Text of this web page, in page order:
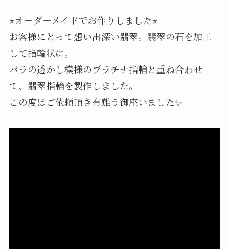
⭐︎オーダーメイドでお作りしました⭐︎
お客様にとって想い出深い翡翠。翡翠の石を加工
して指輪状に。
バラの透かし模様のプラチナ指輪と重ね合わせ
て、翡翠指輪を製作しました。
この度はご依頼頂き有難う御座いました✨